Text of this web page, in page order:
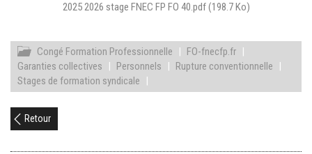
2025 2026 stage FNEC FP FO 40.pdf(198.7 Ko)
Congé Formation Professionnelle | FO-fnecfp.fr |
Garanties collectives
| Personnels | Rupture conventionnelle
|
Stages de formation syndicale
|
Retour